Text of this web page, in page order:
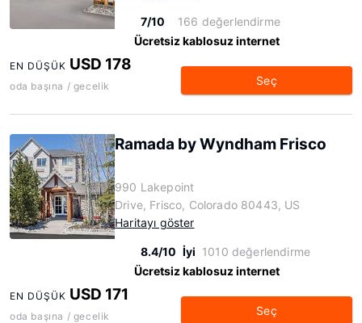
7/10
166 değerlendirme
Ücretsiz kablosuz internet
EN DÜŞÜK USD 178
oda başına / gecelik Seç
Ramada by Wyndham Frisco
990 Lakepoint
Drive, Frisco, Colorado 80443, US
Haritayı göster
8.4/10 İyi 1010 değerlendirme
Ücretsiz kablosuz internet
EN DÜŞÜK USD 171
oda başına / gecelik Seç